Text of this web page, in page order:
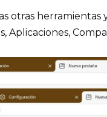
otras
Aplicaciones,